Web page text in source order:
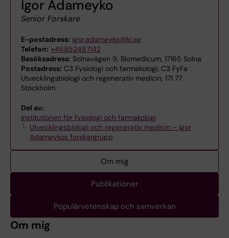
Igor Adameyko
Senior Forskare
E-postadress: igor.adameyko@ki.se
Telefon: +46852487142
Besöksadress: Solnavägen 9, Biomedicum, 17165 Solna
Postadress: C3 Fysiologi och farmakologi, C3 FyFa
Utvecklingsbiologi och regenerativ medicin, 171 77
Stockholm
Del av:
Institutionen för fysiologi och farmakologi
Utvecklingsbiologi och regenerativ medicin – Igor
Adameykos forskargrupp
Om mig
Publikationer
Populärvetenskap och samverkan
Om mig